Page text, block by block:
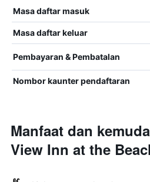
Masa daftar masuk
Masa daftar keluar
Pembayaran & Pembatalan
Nombor kaunter pendaftaran
Manfaat dan
View Inn at the